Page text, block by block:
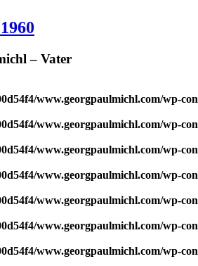
– Vater
www.georgpaulmichl.com/wp-
www.georgpaulmichl.com/wp-
www.georgpaulmichl.com/wp-
www.georgpaulmichl.com/wp-
www.georgpaulmichl.com/wp-
www.georgpaulmichl.com/wp-
www.georgpaulmichl.com/wp-